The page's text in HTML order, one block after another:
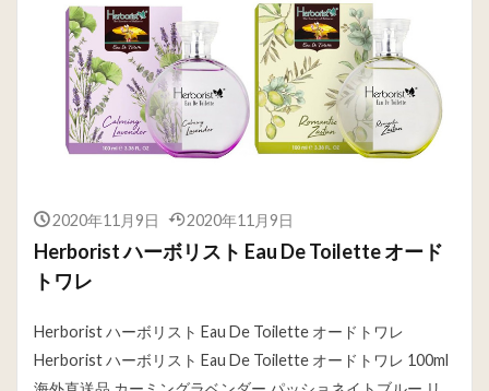
2020年11月9日 2020年11月9日
Herborist ハーボリスト Eau De Toilette オード
トワレ
Herborist ハーボリスト Eau De Toilette オードトワレ
Herborist ハーボリスト Eau De Toilette オードトワレ 100ml